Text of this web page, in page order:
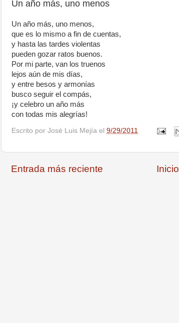
Un año más, uno menos
Un año más, uno menos,
que es lo mismo a fin de cuentas,
y hasta las tardes violentas
pueden gozar ratos buenos.
Por mi parte, van los truenos
lejos aún de mis días,
y entre besos y armonías
busco seguir el compás,
¡y celebro un año más
con todas mis alegrías!
Escrito por José Luis Mejía el 9/29/2011
Entrada más reciente Inicio